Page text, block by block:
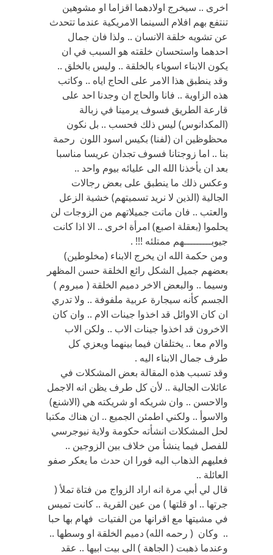
اخرى .. سيخرج اولادهما اقزاما او مشوهين
تنتفع بهم افلام السينما الامريكية عندما تتحدث
عن تشويه خلقة الانسان .. ولذا فان جمال
احدهما واستحسان خلقته هو السبب في ان
يكون الابناء اسوياء بالخلقة .. وليس بالخلق ..
وقد ينطبق هذا الامر على الحاج اياه .. وكاتب
هذه الزاوية .. فانا والحاج ان وجدنا احد على
قارعة الطريق فسوف يرمينا في زبالة
(المكدانوس) ليس ذلك فحسب .. بل نكون
محظوظين ان (لفنا) بكيس اسود اللون رحمة
بنا .. اما زوجتانا فسوف تجدان عريسا مناسبا
بعد ان يأخذنا الله الى عليائه بيوم واحد ..
وعكس ذلك ما ينطبق على بعض رجالات
الجالية (الذين لا نريد تسميتهم) خشية الزعل
والعتب .. فان ماتت جميلاتهم من الزوجات لن
يحلموا (بعقلة اصبع) امرأة اخرى .. الا اذا كانت
جيوبـــــــــهم ممتلئه !!! .
ومن حكمة الله ان يخرج الابناء (مخلوطين)
بعضهم جميل الشكل رائع الخلقة حسن المظهر
وسيما .. والبعض الاخر دميم الخلقة ( مبروم )
الجسم كأنه سيجارة عربية ملفوفة .. ولا تدري
ان كان الاوائل قد اخذوا جينات الام .. وان كان
الاخرون قد اخذوا جينات الاب .. ولكن الاب
والام معا .. يختلفان فيما بينهما ويعزي كل
طرف جمال الابناء اليه .
وقد تسبب هذه المقالة بعض المشكلات في
عائلات الجالية .. لأن كل طرف يظن انه الاجمل
والاحسن .. وان شريكه او شريكته هي (الاشنع)
والاسوأ .. ولكني اطمئن الجميع .. ان هناك مكتبا
لحل المشكلات انشأته حكومة ولاية نيوجرسي
للفصل فيما ينشأ من خلاف بين الزوجين ..
فعليهم الذهاب اليه فورا ان حدث ما يعكر صفو
العائلة ..
قال لي أبي مرة انه اراد الزواج من فتاة تملأ (
جرتها .. او قلتها ) من عين القرية .. كانت تميس
في مشيتها مع اقرانها من الفتيات فهام بها حبا
.. وكان ( رحمه الله) دميم الخلقة او وسطها ..
وعندما ذهبت ( الجاهة ) الى بيت ابيها .. عقد